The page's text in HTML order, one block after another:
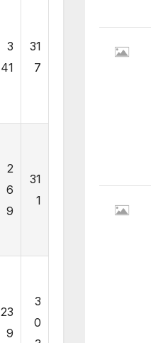
3
41
31
7
2
6
9
31
1
23
9
3
0